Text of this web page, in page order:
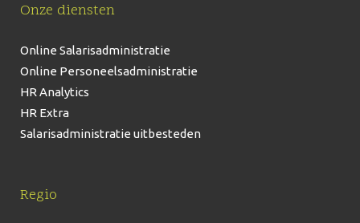
Onze diensten
Online Salarisadministratie
Online Personeelsadministratie
HR Analytics
HR Extra
Salarisadministratie uitbesteden
Regio